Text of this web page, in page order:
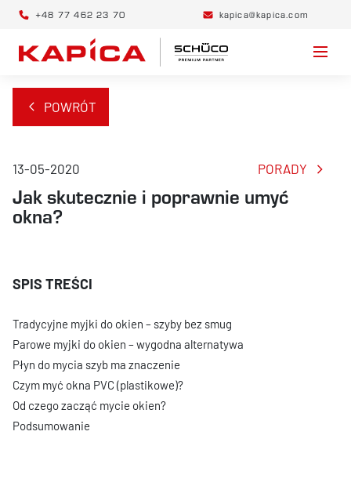
+48 77 462 23 70 kapica@kapica.com
POWRÓT
13-05-2020 PORADY
Jak skutecznie i poprawnie umyć
okna?
Tradycyjne myjki do okien – szyby bez smug
Parowe myjki do okien – wygodna alternatywa
Płyn do mycia szyb ma znaczenie
Czym myć okna PVC (plastikowe)?
Od czego zacząć mycie okien?
Podsumowanie